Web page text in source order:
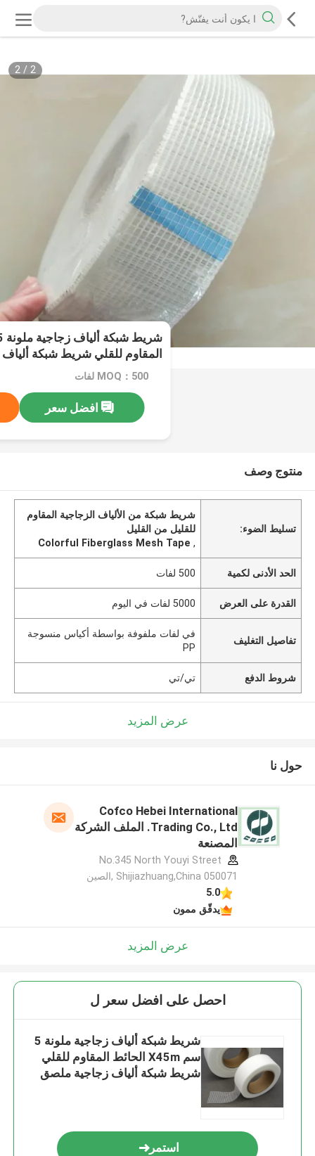
2
/
2
المقاوم للقلي شريط شبكة
MOQ：500 لفات
افضل سعر
منتوج وصف
تسليط الضوء:
شريط شبكة من الألياف الزجاجية المقاوم
للقليل من القليل
,
Colorful Fiberglass Mesh Tape
الحد الأدنى لكمية 500 لفات
القدرة على العرض 5000 لفات في اليوم
تفاصيل التغليف
في لفات ملفوفة بواسطة أكياس منسوجة
PP
شروط الدفع تي/تي
عرض المزيد
حول نا
Cofco Hebei International
Trading Co., Ltd. الملف الشركة
المصنعة
No.345 North Youyi Street
Shijiazhuang,China 050071 ,الصين
5.0
يدقّق ممون
عرض المزيد
احصل على افضل سعر ل
شريط شبكة ألياف زجاجية ملونة 5
سم X45m الحائط المقاوم للقلي
شريط شبكة ألياف زجاجية ملصق
استمر